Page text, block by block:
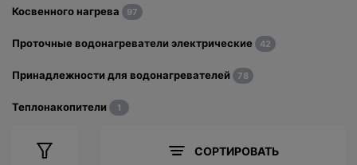
Косвенного нагрева 97
Проточные водонагреватели электрические 42
Принадлежности для водонагревателей 78
Теплонакопители 1
СОРТИРОВАТЬ